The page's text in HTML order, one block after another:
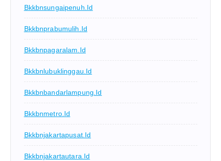
Bkkbnsungaipenuh.id
Bkkbnprabumulih.id
Bkkbnpagaralam.id
Bkkbnlubuklinggau.id
Bkkbnbandarlampung.id
Bkkbnmetro.id
Bkkbnjakartapusat.id
Bkkbnjakartautara.id